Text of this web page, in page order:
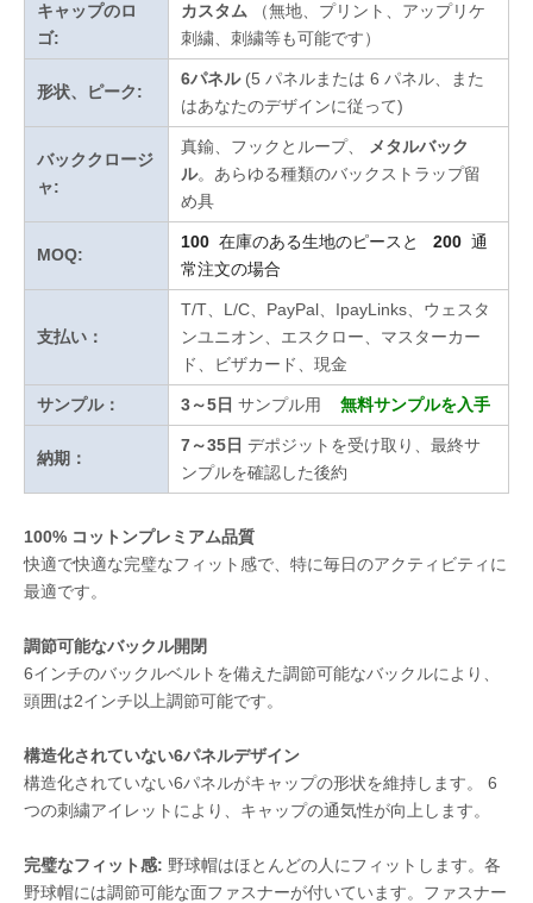
キャップのロ
ゴ:
カスタム （無地、プリント、アップリケ
刺繍、刺繍等も可能です）
形状、ピーク:
6パネル (5 パネルまたは 6 パネル、また
はあなたのデザインに従って)
バッククロージ
ャ:
真鍮、フックとループ、
メタルバック
ル。あらゆる種類のバックストラップ留
め具
MOQ:
100 在庫のある生地のピースと 200 通
常注文の場合
支払い：
T/T、L/C、PayPal、IpayLinks、ウェスタ
ンユニオン、エスクロー、マスターカー
ド、ビザカード、現金
サンプル： 3～5日 サンプル用 無料サンプルを入手
納期：
7～35日 デポジットを受け取り、最終サ
ンプルを確認した後約
100% コットンプレミアム品質
快適で快適な完璧なフィット感で、特に毎日のアクティビティに
最適です。
調節可能なバックル開閉
6インチのバックルベルトを備えた調節可能なバックルにより、
頭囲は2インチ以上調節可能です。
構造化されていない6パネルデザイン
構造化されていない6パネルがキャップの形状を維持します。 6
つの刺繍アイレットにより、キャップの通気性が向上します。
完璧なフィット感: 野球帽はほとんどの人にフィットします。各
野球帽には調節可能な面ファスナーが付いています。ファスナー